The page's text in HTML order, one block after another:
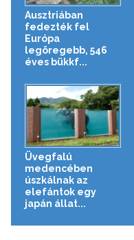
Ausztriában
fedezték fel
Európa
legöregebb, 546
éves bükkf...
Üvegfalú
medencében
úszkálnak az
elefántok egy
japán állat...